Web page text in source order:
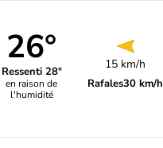
26°
Ressenti 28°
en raison de
l'humidité
15 km/h
Rafales30 km/h